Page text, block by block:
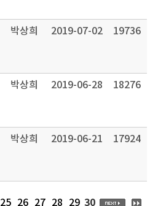
박상희 2019-07-02 19736
박상희 2019-06-28 18276
박상희 2019-06-21 17924
25 26 27 28 29 30